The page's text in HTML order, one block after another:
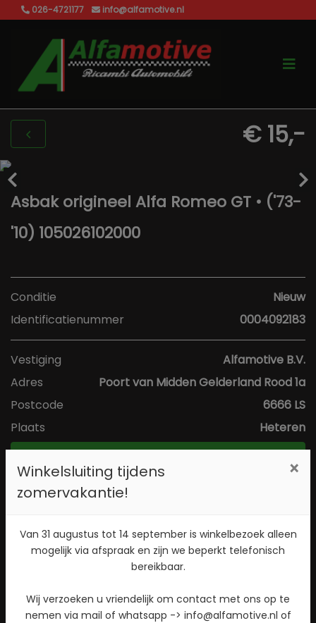
026-4721177 info@alfamotive.nl
€ 15,-
Asbak origineel Alfa Romeo GT • ('73-
'10) 105026102000
Conditie
Nieuw
Identificatienummer
0004092183
Vestiging
Alfamotive B.V.
Adres
Poort van Midden Gelderland Rood 1a
Postcode
6666 LS
Plaats
Heteren
Stuur een WhatsApp bericht!
Check beschikbaarheid
Winkelsluiting tijdens
zomervakantie!
×
Van 31 augustus tot 14 september is winkelbezoek alleen
mogelijk via afspraak en zijn we beperkt telefonisch
bereikbaar.
Wij verzoeken u vriendelijk om contact met ons op te
nemen via mail of whatsapp -> info@alfamotive.nl of